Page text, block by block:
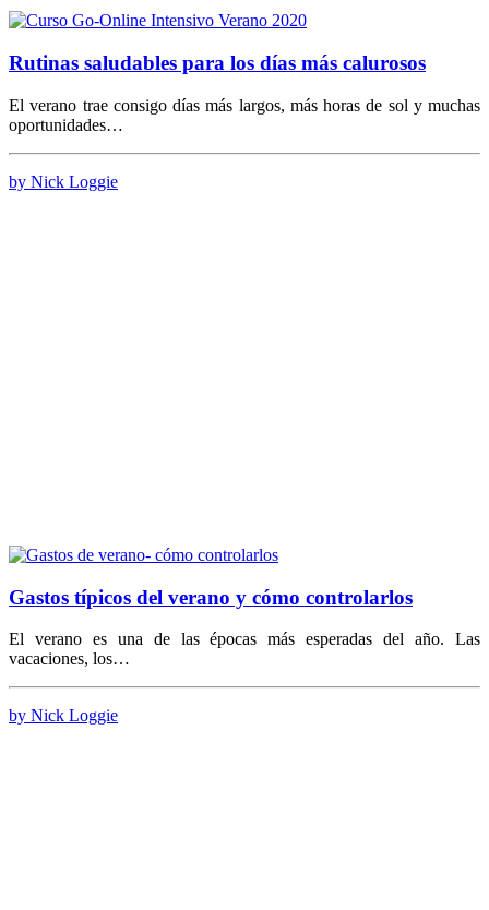
Rutinas saludables para los días más calurosos
El verano trae consigo días más largos, más horas de sol y muchas
oportunidades…
by Nick Loggie
Gastos típicos del verano y cómo controlarlos
El verano es una de las épocas más esperadas del año. Las
vacaciones, los…
by Nick Loggie